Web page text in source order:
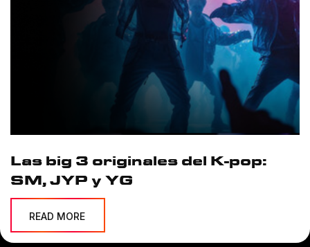
Las big 3 originales del K-pop:
SM, JYP y YG
READ MORE